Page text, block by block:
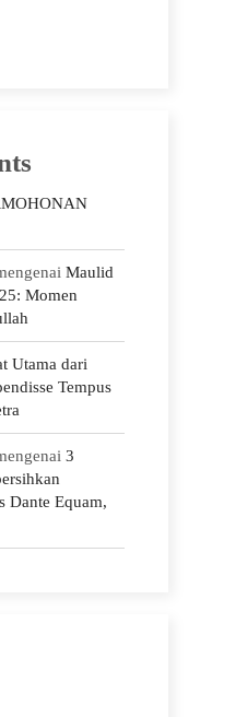
Maulid
Momen
Utama dari
Tempus
3
Dante Equam,